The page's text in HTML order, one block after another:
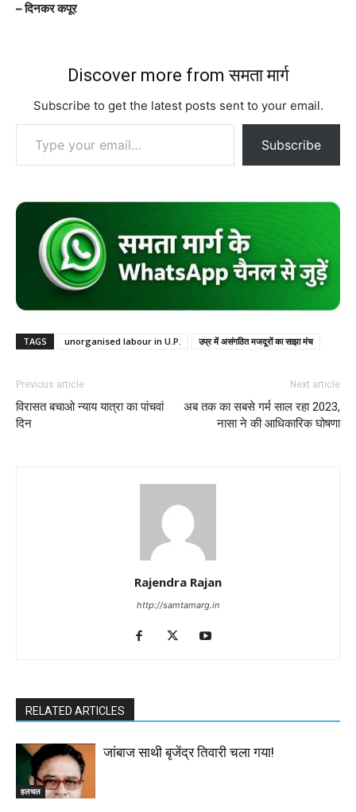
– दिनकर कपूर
Discover more from समता मार्ग
Subscribe to get the latest posts sent to your email.
Type your email…
Subscribe
TAGS unorganised labour in U.P. उप्र में असंगठित मजदूरों का साझा मंच
Previous article
विरासत बचाओ न्याय यात्रा का पांचवां
दिन
Next article
अब तक का सबसे गर्म साल रहा 2023,
नासा ने की आधिकारिक घोषणा
Rajendra Rajan
http://samtamarg.in
RELATED ARTICLES
हलचल
जांबाज साथी बृजेंद्र तिवारी चला गया!